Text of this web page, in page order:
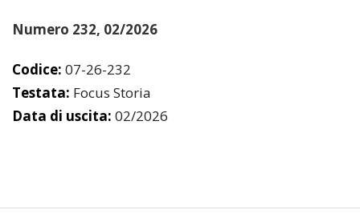
Numero 232, 02/2026
Codice: 07-26-232
Testata: Focus Storia
Data di uscita: 02/2026